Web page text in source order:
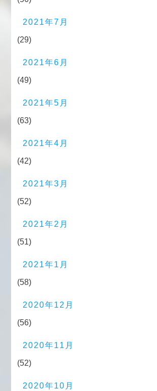
2021年7月
(29)
2021年6月
(49)
2021年5月
(63)
2021年4月
(42)
2021年3月
(52)
2021年2月
(51)
2021年1月
(58)
2020年12月
(56)
2020年11月
(52)
2020年10月